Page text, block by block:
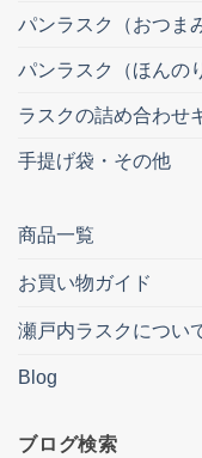
パンラスク（おつま
パンラスク（ほんの
ラスクの詰め合わせ
手提げ袋・その他
商品一覧
お買い物ガイド
瀬戸内ラスクについ
Blog
ブログ検索